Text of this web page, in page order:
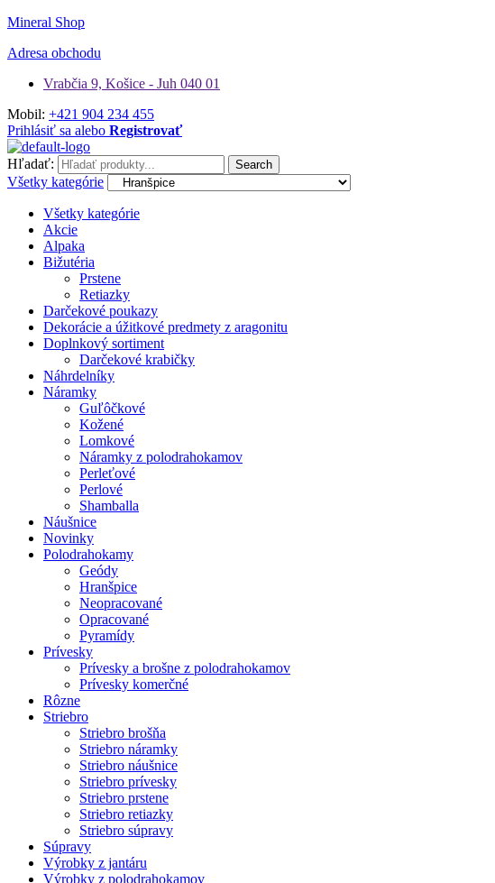
Mineral Shop
Adresa obchodu
Vrabčia 9, Košice - Juh 040 01
Mobil: +421 904 234 455
Prihlásiť sa alebo Registrovať
Hľadať: Search
Všetky kategórie
Všetky kategórie
Akcie
Alpaka
Bižutéria
Prstene
Retiazky
Darčekové poukazy
Dekorácie a úžitkové predmety z aragonitu
Doplnkový sortiment
Darčekové krabičky
Náhrdelníky
Náramky
Guľôčkové
Kožené
Lomkové
Náramky z polodrahokamov
Perleťové
Perlové
Shamballa
Náušnice
Novinky
Polodrahokamy
Geódy
Hranšpice
Neopracované
Opracované
Pyramídy
Prívesky
Prívesky a brošne z polodrahokamov
Prívesky komerčné
Rôzne
Striebro
Striebro brošňa
Striebro náramky
Striebro náušnice
Striebro prívesky
Striebro prstene
Striebro retiazky
Striebro súpravy
Súpravy
Výrobky z jantáru
Výrobky z polodrahokamov